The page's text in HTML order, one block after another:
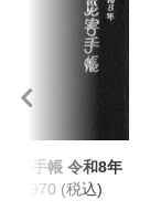
災害手帳 令和8年
￥2,970 (税込)